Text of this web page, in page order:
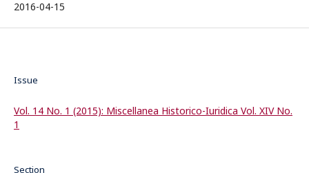
2016-04-15
Issue
Vol. 14 No. 1 (2015): Miscellanea Historico-Iuridica Vol. XIV No.
1
Section